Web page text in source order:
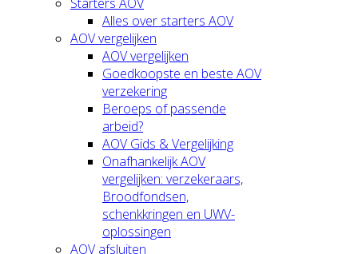
Alles over starters AOV
AOV vergelijken
AOV vergelijken
Goedkoopste en beste AOV
verzekering
Beroeps of passende
arbeid?
AOV Gids & Vergelijking
Onafhankelijk AOV
vergelijken: verzekeraars,
Broodfondsen,
schenkkringen en UWV-
oplossingen
AOV afsluiten